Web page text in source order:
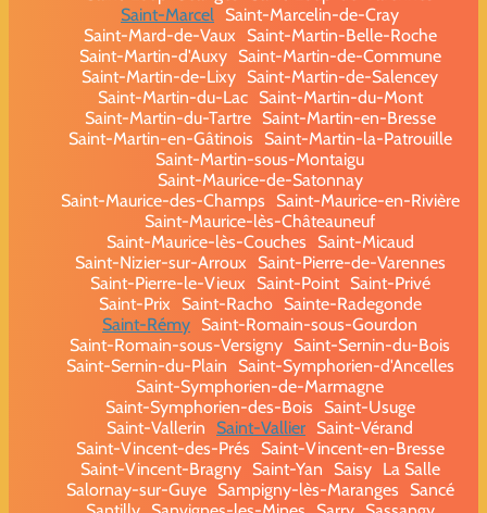
Saint-Marcel
Saint-Marcelin-de-Cray
Saint-Mard-de-Vaux
Saint-Martin-Belle-Roche
Saint-Martin-d'Auxy
Saint-Martin-de-Commune
Saint-Martin-de-Lixy Saint-Martin-de-Salencey
Saint-Martin-du-Lac
Saint-Martin-du-Mont
Saint-Martin-du-Tartre
Saint-Martin-en-Bresse
Saint-Martin-en-Gâtinois
Saint-Martin-la-Patrouille
Saint-Martin-sous-Montaigu
Saint-Maurice-de-Satonnay
Saint-Maurice-des-Champs
Saint-Maurice-en-Rivière
Saint-Maurice-lès-Châteauneuf
Saint-Maurice-lès-Couches
Saint-Micaud
Saint-Nizier-sur-Arroux
Saint-Pierre-de-Varennes
Saint-Pierre-le-Vieux
Saint-Point
Saint-Privé
Saint-Prix
Saint-Racho
Sainte-Radegonde
Saint-Rémy Saint-Romain-sous-Gourdon
Saint-Romain-sous-Versigny Saint-Sernin-du-Bois
Saint-Sernin-du-Plain
Saint-Symphorien-d'Ancelles
Saint-Symphorien-de-Marmagne
Saint-Symphorien-des-Bois
Saint-Usuge
Saint-Vallerin
Saint-Vallier Saint-Vérand
Saint-Vincent-des-Prés
Saint-Vincent-en-Bresse
Saint-Vincent-Bragny
Saint-Yan Saisy
La Salle
Salornay-sur-Guye
Sampigny-lès-Maranges
Sancé